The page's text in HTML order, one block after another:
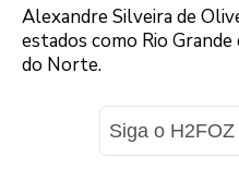
Alexandre Silveira de
estados como Rio Grande
do Norte.
Siga o H2FOZ